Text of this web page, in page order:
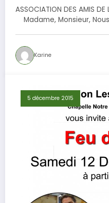
ASSOCIATION DES AMIS DE
Madame, Monsieur,
Karine
5 décembre 2015